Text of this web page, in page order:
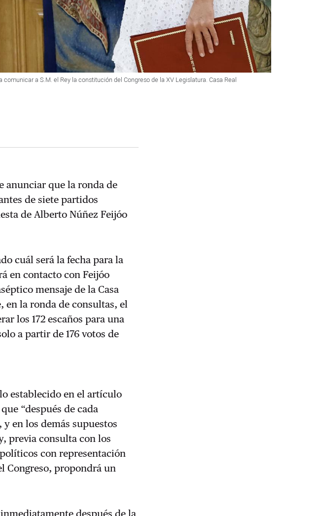
a S.M. el Rey la constitución del Congreso de la XV Legislatura. Casa Real
anunciar que la ronda de
de siete partidos
de Alberto Núñez Feijóo
cuál será la fecha para la
en contacto con Feijóo
mensaje de la Casa
en la ronda de consultas, el
los 172 escaños para una
a partir de 176 votos de
establecido en el artículo
“después de cada
en los demás supuestos
previa consulta con los
con representación
Congreso, propondrá un
después de la